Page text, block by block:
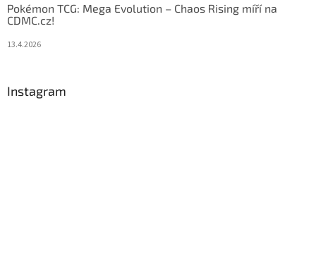
Pokémon TCG: Mega Evolution – Chaos Rising míří na
CDMC.cz!
13.4.2026
Instagram